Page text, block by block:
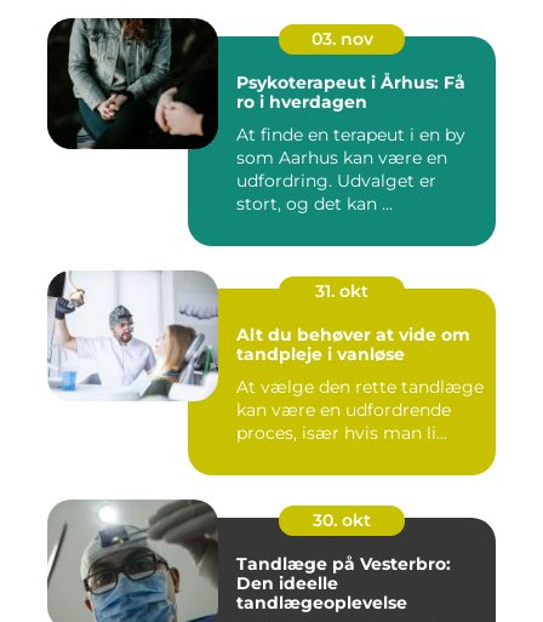
03. nov
Psykoterapeut i Århus: Få
ro i hverdagen
At finde en terapeut i en by
som Aarhus kan være en
udfordring. Udvalget er
stort, og det kan ...
31. okt
Alt du behøver at vide om
tandpleje i vanløse
At vælge den rette tandlæge
kan være en udfordrende
proces, især hvis man li...
30. okt
Tandlæge på Vesterbro:
Den ideelle
tandlægeoplevelse